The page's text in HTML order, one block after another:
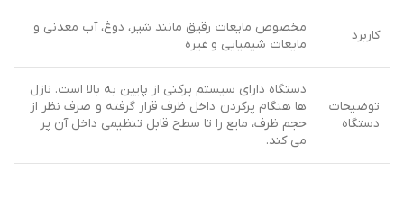
کاربرد
مخصوص مایعات رقیق مانند شیر، دوغ، آب معدنی و
مایعات شیمیایی و غیره
توضیحات
دستگاه
دستگاه دارای سیستم پرکنی از پایین به بالا است. نازل
ها هنگام پرکردن داخل ظرف قرار گرفته و صرف نظر از
حجم ظرف، مایع را تا سطح قابل تنظیمی داخل آن پر
می کند.